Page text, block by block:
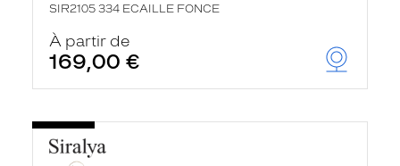
SIR2105 334 ECAILLE FONCE
À partir de
169,00 €